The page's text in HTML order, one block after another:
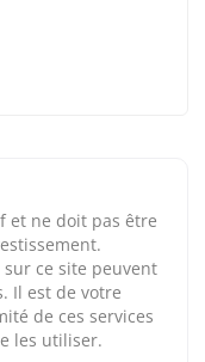
et ne doit pas être
ce site peuvent
Il est de votre
de ces services
les utiliser.